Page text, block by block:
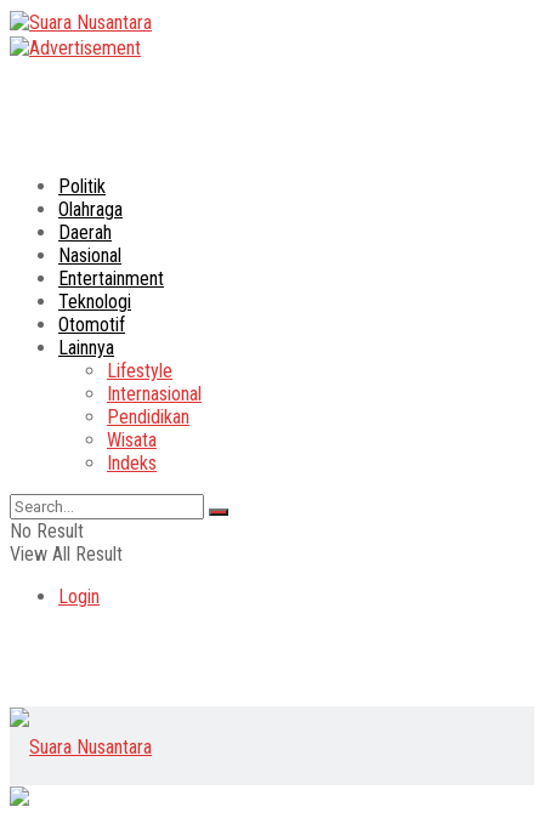
Politik
Olahraga
Daerah
Nasional
Entertainment
Teknologi
Otomotif
Lainnya
Lifestyle
Internasional
Pendidikan
Wisata
Indeks
No Result
View All Result
Login